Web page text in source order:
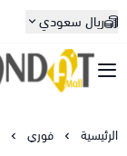
ريال سعودي
براندات مول
الرئيسية فوري